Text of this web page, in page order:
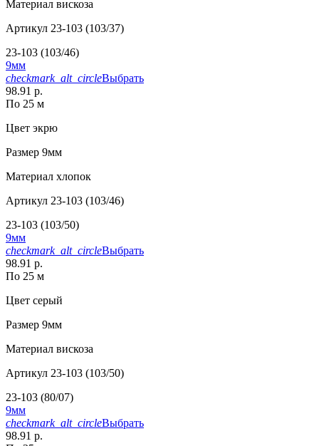
Материал вискоза
Артикул 23-103 (103/37)
23-103 (103/46)
9мм
checkmark_alt_circleВыбрать
98.91 р.
По 25 м
Цвет экрю
Размер 9мм
Материал хлопок
Артикул 23-103 (103/46)
23-103 (103/50)
9мм
checkmark_alt_circleВыбрать
98.91 р.
По 25 м
Цвет серый
Размер 9мм
Материал вискоза
Артикул 23-103 (103/50)
23-103 (80/07)
9мм
checkmark_alt_circleВыбрать
98.91 р.